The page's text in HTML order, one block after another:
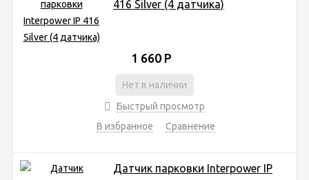
416 Silver (4 датчика)
1 660 Р
Нет в наличии
Быстрый просмотр
В избранное
Сравнение
Датчик парковки Interpower IP